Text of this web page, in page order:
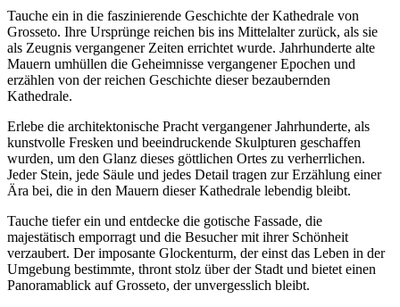
Tauche ein in die faszinierende Geschichte der Kathedrale von
Grosseto. Ihre Ursprünge reichen bis ins Mittelalter zurück, als sie
als Zeugnis vergangener Zeiten errichtet wurde. Jahrhunderte alte
Mauern umhüllen die Geheimnisse vergangener Epochen und
erzählen von der reichen Geschichte dieser bezaubernden
Kathedrale.
Erlebe die architektonische Pracht vergangener Jahrhunderte, als
kunstvolle Fresken und beeindruckende Skulpturen geschaffen
wurden, um den Glanz dieses göttlichen Ortes zu verherrlichen.
Jeder Stein, jede Säule und jedes Detail tragen zur Erzählung einer
Ära bei, die in den Mauern dieser Kathedrale lebendig bleibt.
Tauche tiefer ein und entdecke die gotische Fassade, die
majestätisch emporragt und die Besucher mit ihrer Schönheit
verzaubert. Der imposante Glockenturm, der einst das Leben in der
Umgebung bestimmte, thront stolz über der Stadt und bietet einen
Panoramablick auf Grosseto, der unvergesslich bleibt.